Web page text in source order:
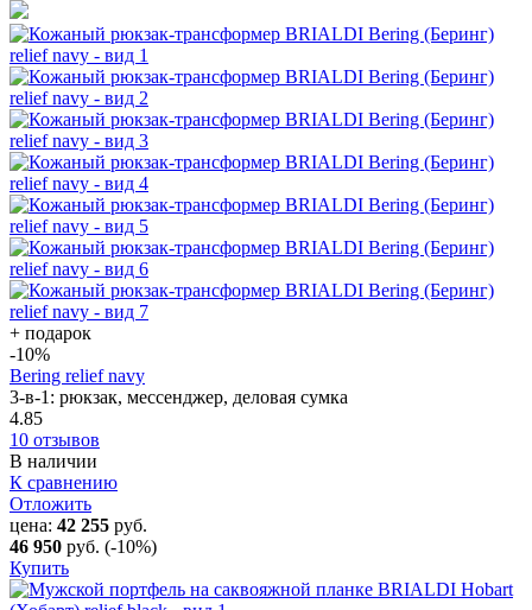
+ подарок
-10%
Bering relief navy
3-в-1: рюкзак, мессенджер, деловая сумка
4.85
10 отзывов
В наличии
К сравнению
Отложить
цена: 42 255 руб.
46 950 руб. (-10%)
Купить